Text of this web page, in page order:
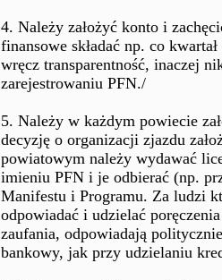
4. Należy założyć konto i
finansowe składać np. co
wręcz transparentność, inaczej
zarejestrowaniu PFN./
5. Należy w każdym powiecie
decyzję o organizacji zjazdu
powiatowym należy wydawać
imieniu PFN i je odbierać (np.
Manifestu i Programu. Za ludzi
odpowiadać i udzielać
zaufania, odpowiadają
bankowy, jak przy udzielaniu